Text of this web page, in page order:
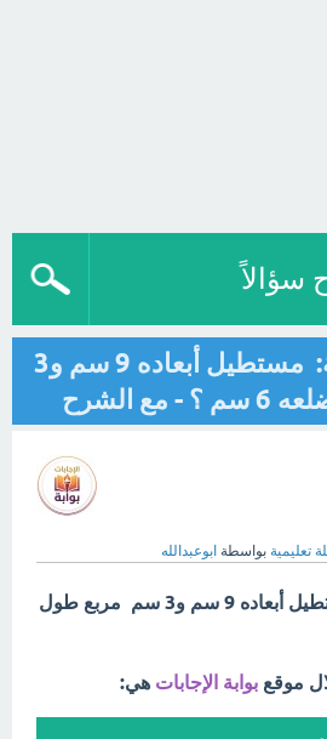
سؤالاً
أيّهما أكبر مساحة: مستطيل أبعاده 9 سم و3
الشرح
تعليمية بواسطة ابوعبدالله
أيّهما أكبر مساحة: مستطيل أبعاده 9 سم و3 سم مربع طول
موقع بوابة الإجابات هي: